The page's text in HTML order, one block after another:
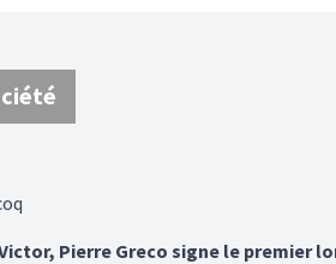
Victor, Pierre Greco signe le